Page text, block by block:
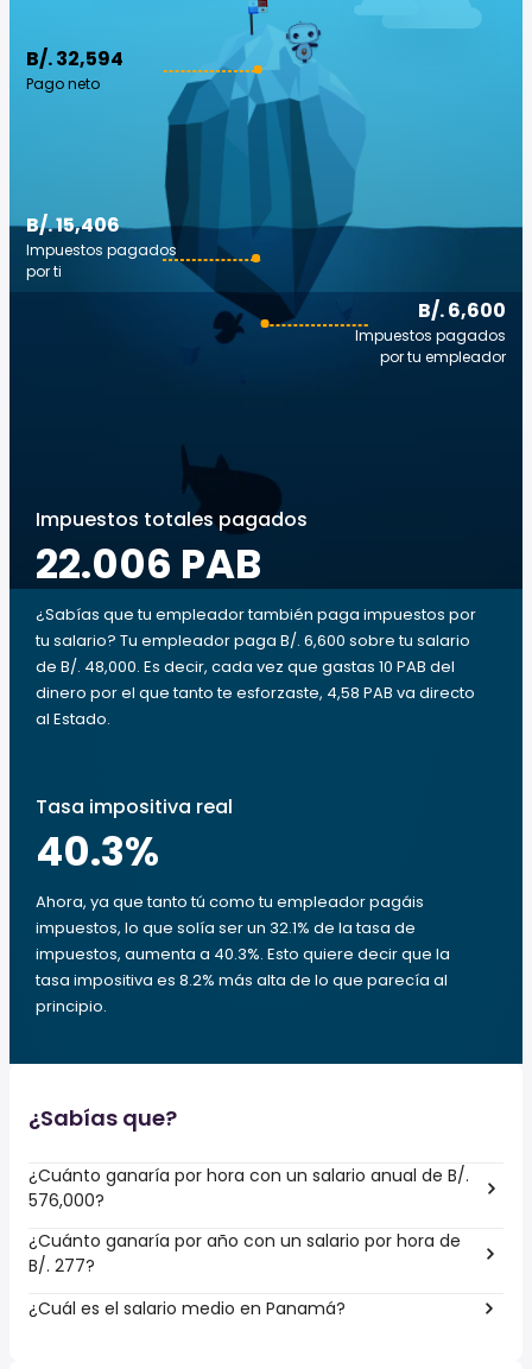
B/. 32,594
Pago neto
B/. 6,600
Impuestos pagados
por tu empleador
B/. 15,406
Impuestos pagados
por ti
Impuestos totales pagados
22.006 PAB
¿Sabías que tu empleador también paga impuestos por
tu salario? Tu empleador paga B/. 6,600 sobre tu salario
de B/. 48,000. Es decir, cada vez que gastas 10 PAB del
dinero por el que tanto te esforzaste, 4,58 PAB va directo
al Estado.
Tasa impositiva real
40.3%
Ahora, ya que tanto tú como tu empleador pagáis
impuestos, lo que solía ser un 32.1% de la tasa de
impuestos, aumenta a 40.3%. Esto quiere decir que la
tasa impositiva es 8.2% más alta de lo que parecía al
principio.
¿Sabías que?
¿Cuánto ganaría por hora con un salario anual de B/.
576,000?
¿Cuánto ganaría por año con un salario por hora de
B/. 277?
¿Cuál es el salario medio en Panamá?